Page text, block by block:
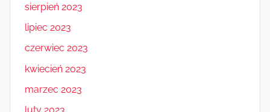
sierpień 2023
lipiec 2023
czerwiec 2023
kwiecień 2023
marzec 2023